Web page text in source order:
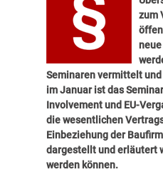
zum
Seminaren vermittelt
im Januar ist das Seminar
Involvement und EU-
die wesentlichen
Einbeziehung der
dargestellt und erläutert
werden können.